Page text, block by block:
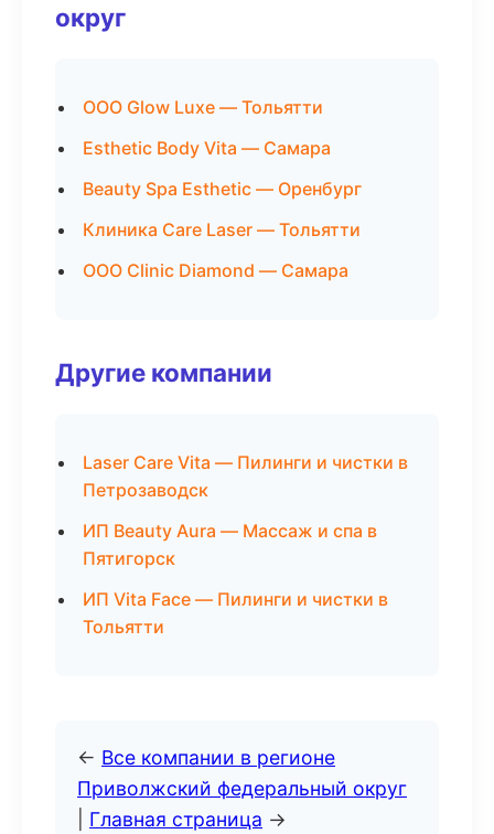
округ
ООО Glow Luxe — Тольятти
Esthetic Body Vita — Самара
Beauty Spa Esthetic — Оренбург
Клиника Care Laser — Тольятти
ООО Clinic Diamond — Самара
Другие компании
Laser Care Vita — Пилинги и чистки в
Петрозаводск
ИП Beauty Aura — Массаж и спа в
Пятигорск
ИП Vita Face — Пилинги и чистки в
Тольятти
← Все компании в регионе
Приволжский федеральный округ
Главная страница →